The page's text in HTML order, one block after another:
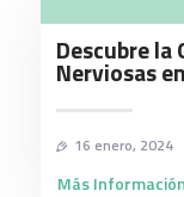
Descubre
Nerviosas
16 enero, 2024
Más Información